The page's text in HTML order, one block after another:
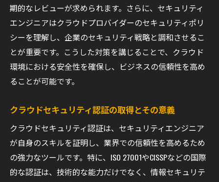
期的なレビューが求められます。さらに、セキュリティ
エンジニアはクラウドプロバイダーのセキュリティポリ
シーを理解し、企業のセキュリティ戦略と調和させるこ
とが重要です。こうした対策を講じることで、クラウド
環境における安全性を確保し、ビジネスの信頼性を高め
ることが可能です。
クラウドセキュリティ認証の取得とその意義
クラウドセキュリティ認証は、セキュリティエンジニア
が自身のスキルを証明し、業界での信頼性を高めるため
の強力なツールです。特に、ISO 27001やCISSPなどの国際
的な認証は、技術的な能力だけでなく、情報セキュリテ